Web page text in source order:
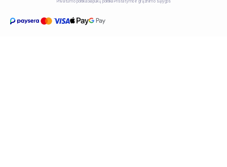
Privatumo politikaSlapukų politika Pristatymo ir grąžinimo sąlygos